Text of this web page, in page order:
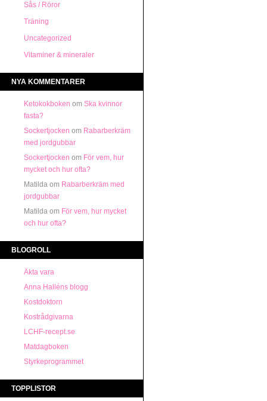
Sås / Röror
Träning
Uncategorized
Vitaminer & mineraler
NYA KOMMENTARER
Ketokokboken om Ska kvinnor
fasta?
Sockertjocken om Rabarberkräm
med jordgubbar
Sockertjocken om För vem, hur
mycket och hur ofta?
Matilda om Rabarberkräm med
jordgubbar
Matilda om För vem, hur mycket
och hur ofta?
BLOGROLL
Äkta vara
Anna Halléns blogg
Kostdoktorn
Kostrådgivarna
LCHF-recept.se
Matdagboken
Styrkeprogrammet
TOPPLISTOR